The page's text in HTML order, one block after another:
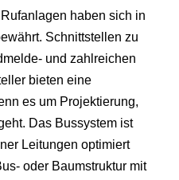
Rufanlagen haben sich in
Schnittstellen zu
und zahlreichen
bieten eine
es um Projektierung,
Das Bussystem ist
Leitungen optimiert
oder Baumstruktur mit